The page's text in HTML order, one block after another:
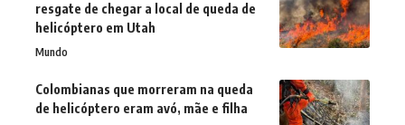
resgate de chegar a local de queda de
helicóptero em Utah
Mundo
Colombianas que morreram na queda
de helicóptero eram avó, mãe e filha